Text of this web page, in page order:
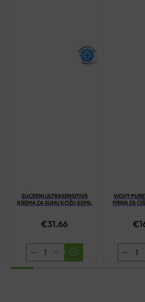
EUCERIN ULTRASENSITIVE
KREMA ZA SUHU KOŽU 50ML
€31.66
EUCERIN
ULTRASENSITIVE
VICHY
PJENA ZA
€
VICHY
PURETE